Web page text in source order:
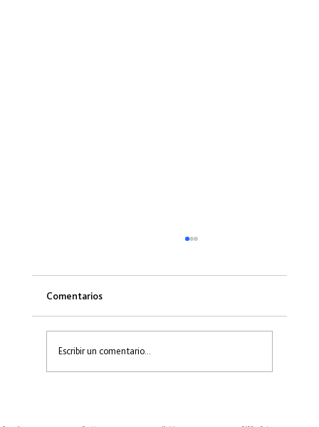
Comentarios
Escribir un comentario...